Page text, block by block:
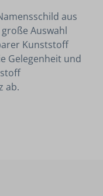
aus
Auswahl
Kunststoff
Gelegenheit und
ab.